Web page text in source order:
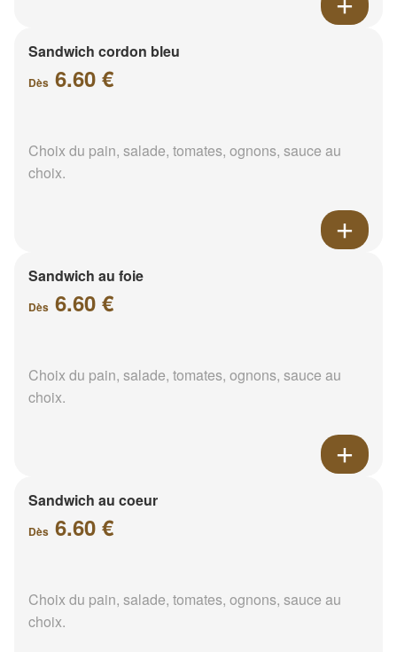
Sandwich cordon bleu
Dès 6.60 €
Choix du pain, salade, tomates, ognons, sauce au
choix.
Sandwich au foie
Dès 6.60 €
Choix du pain, salade, tomates, ognons, sauce au
choix.
Sandwich au coeur
Dès 6.60 €
Choix du pain, salade, tomates, ognons, sauce au
choix.